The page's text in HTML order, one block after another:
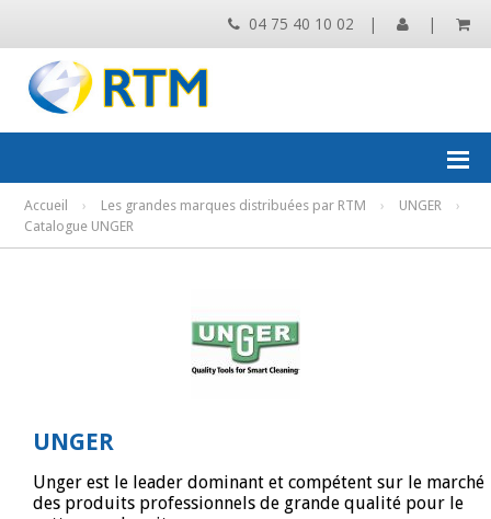
04 75 40 10 02 | |
Accueil › Les grandes marques distribuées par RTM › UNGER
›
Catalogue UNGER
UNGER
Unger est le leader dominant et compétent sur le marché
des produits professionnels de grande qualité pour le